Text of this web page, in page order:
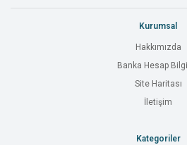
Kurumsal
Hakkımızda
Banka Hesap
Site Haritası
İletişim
Kategoriler